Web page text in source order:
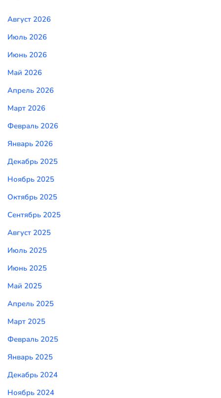
Август 2026
Июль 2026
Июнь 2026
Май 2026
Апрель 2026
Март 2026
Февраль 2026
Январь 2026
Декабрь 2025
Ноябрь 2025
Октябрь 2025
Сентябрь 2025
Август 2025
Июль 2025
Июнь 2025
Май 2025
Апрель 2025
Март 2025
Февраль 2025
Январь 2025
Декабрь 2024
Ноябрь 2024